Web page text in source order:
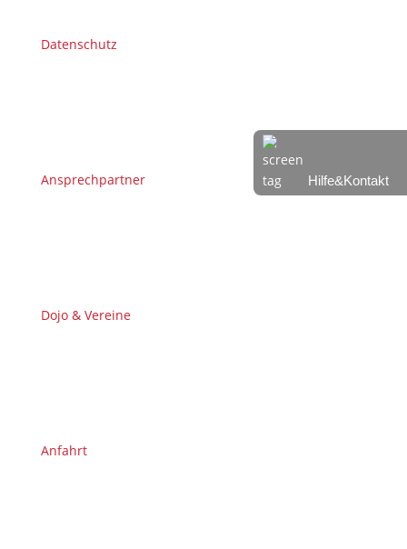
Datenschutz
Ansprechpartner
Dojo & Vereine
Anfahrt
Hilfe&Kontakt